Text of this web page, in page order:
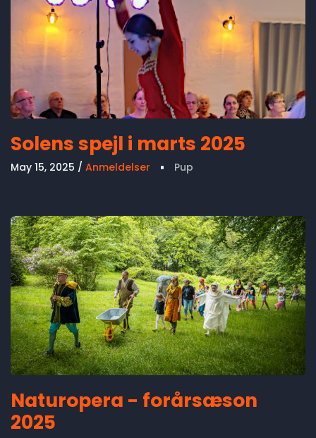
Solens spejl i marts 2025
May 15, 2025 Anmeldelser Pup
Naturopera - forårsæson
2025